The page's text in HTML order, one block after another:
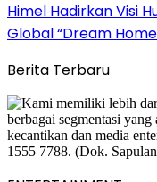
Himel Hadirkan Visi
Global “Dream
Berita Terbaru